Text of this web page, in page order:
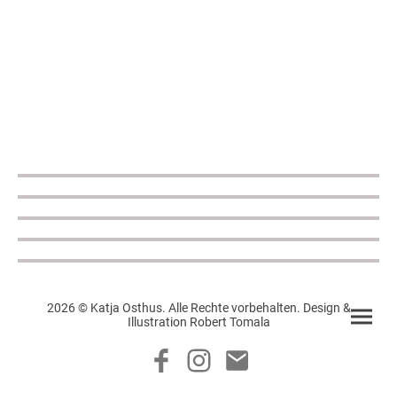
2026 © Katja Osthus. Alle Rechte vorbehalten. Design &
Illustration Robert Tomala